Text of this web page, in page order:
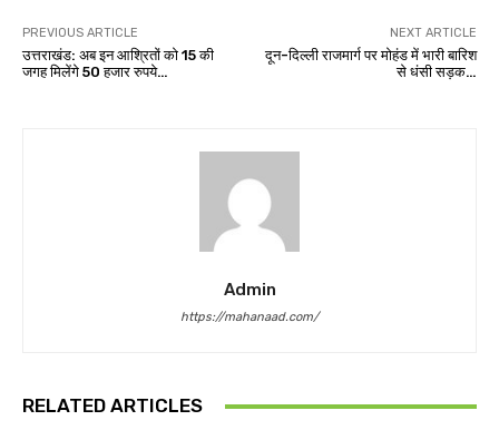
PREVIOUS ARTICLE
उत्तराखंड: अब इन आश्रितों को 15 की
जगह मिलेंगे 50 हजार रुपये…
NEXT ARTICLE
दून-दिल्ली राजमार्ग पर मोहंड में भारी बारिश
से धंसी सड़क…
Admin
https://mahanaad.com/
RELATED ARTICLES